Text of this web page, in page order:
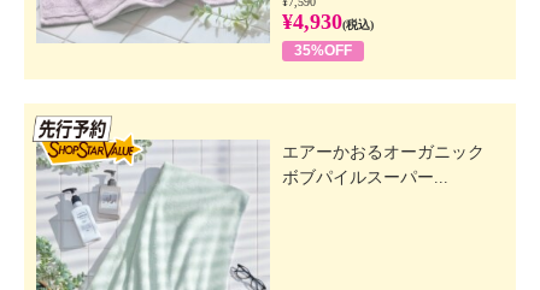
¥4,930(税込)
35%OFF
エアーかおるオーガニック
ボブパイルスーパー...